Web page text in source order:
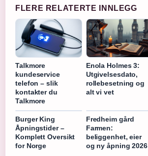
FLERE RELATERTE INNLEGG
Talkmore
kundeservice
telefon – slik
kontakter du
Talkmore
Enola Holmes 3:
Utgivelsesdato,
rollebesetning og
alt vi vet
Burger King
Åpningstider –
Komplett Oversikt
for Norge
Fredheim gård
Farmen:
beliggenhet, eier
og ny åpning 2026